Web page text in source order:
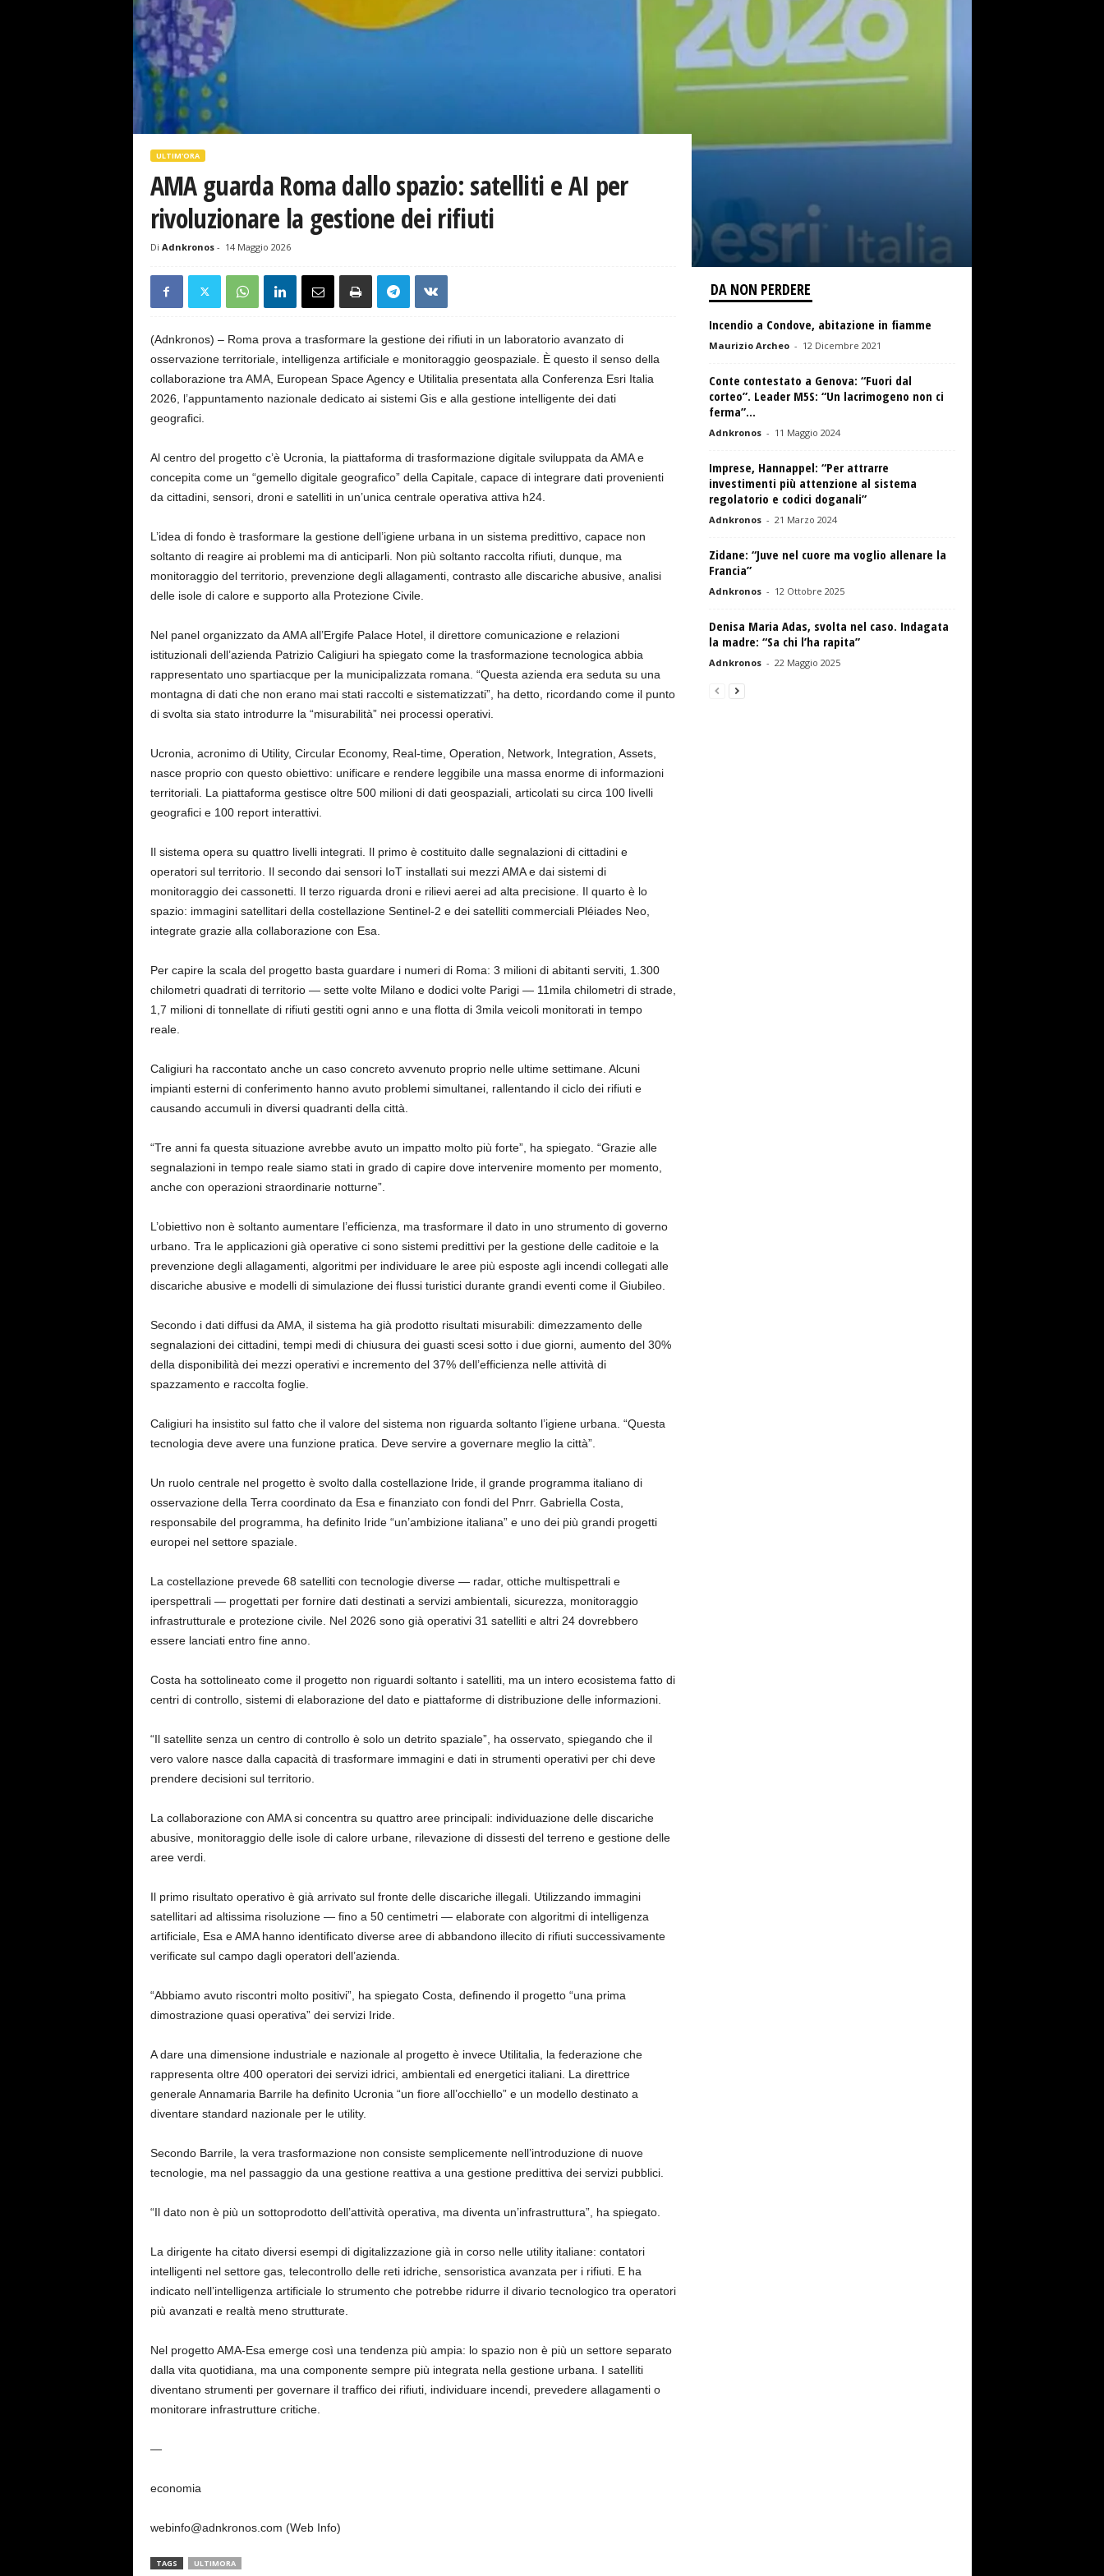
ULTIM'ORA
AMA guarda Roma dallo spazio: satelliti e AI per
rivoluzionare la gestione dei rifiuti
Di Adnkronos- 14 Maggio 2026
(Adnkronos) – Roma prova a trasformare la gestione dei rifiuti in un laboratorio avanzato di
osservazione territoriale, intelligenza artificiale e monitoraggio geospaziale. È questo il senso della
collaborazione tra AMA, European Space Agency e Utilitalia presentata alla Conferenza Esri Italia
2026, l’appuntamento nazionale dedicato ai sistemi Gis e alla gestione intelligente dei dati
geografici.
Al centro del progetto c’è Ucronia, la piattaforma di trasformazione digitale sviluppata da AMA e
concepita come un “gemello digitale geografico” della Capitale, capace di integrare dati provenienti
da cittadini, sensori, droni e satelliti in un’unica centrale operativa attiva h24.
L’idea di fondo è trasformare la gestione dell’igiene urbana in un sistema predittivo, capace non
soltanto di reagire ai problemi ma di anticiparli. Non più soltanto raccolta rifiuti, dunque, ma
monitoraggio del territorio, prevenzione degli allagamenti, contrasto alle discariche abusive, analisi
delle isole di calore e supporto alla Protezione Civile.
Nel panel organizzato da AMA all’Ergife Palace Hotel, il direttore comunicazione e relazioni
istituzionali dell’azienda Patrizio Caligiuri ha spiegato come la trasformazione tecnologica abbia
rappresentato uno spartiacque per la municipalizzata romana. “Questa azienda era seduta su una
montagna di dati che non erano mai stati raccolti e sistematizzati”, ha detto, ricordando come il punto
di svolta sia stato introdurre la “misurabilità” nei processi operativi.
Ucronia, acronimo di Utility, Circular Economy, Real-time, Operation, Network, Integration, Assets,
nasce proprio con questo obiettivo: unificare e rendere leggibile una massa enorme di informazioni
territoriali. La piattaforma gestisce oltre 500 milioni di dati geospaziali, articolati su circa 100 livelli
geografici e 100 report interattivi.
Il sistema opera su quattro livelli integrati. Il primo è costituito dalle segnalazioni di cittadini e
operatori sul territorio. Il secondo dai sensori IoT installati sui mezzi AMA e dai sistemi di
monitoraggio dei cassonetti. Il terzo riguarda droni e rilievi aerei ad alta precisione. Il quarto è lo
spazio: immagini satellitari della costellazione Sentinel-2 e dei satelliti commerciali Pléiades Neo,
integrate grazie alla collaborazione con Esa.
Per capire la scala del progetto basta guardare i numeri di Roma: 3 milioni di abitanti serviti, 1.300
chilometri quadrati di territorio — sette volte Milano e dodici volte Parigi — 11mila chilometri di strade,
1,7 milioni di tonnellate di rifiuti gestiti ogni anno e una flotta di 3mila veicoli monitorati in tempo
reale.
Caligiuri ha raccontato anche un caso concreto avvenuto proprio nelle ultime settimane. Alcuni
impianti esterni di conferimento hanno avuto problemi simultanei, rallentando il ciclo dei rifiuti e
causando accumuli in diversi quadranti della città.
“Tre anni fa questa situazione avrebbe avuto un impatto molto più forte”, ha spiegato. “Grazie alle
segnalazioni in tempo reale siamo stati in grado di capire dove intervenire momento per momento,
anche con operazioni straordinarie notturne”.
L’obiettivo non è soltanto aumentare l’efficienza, ma trasformare il dato in uno strumento di governo
urbano. Tra le applicazioni già operative ci sono sistemi predittivi per la gestione delle caditoie e la
prevenzione degli allagamenti, algoritmi per individuare le aree più esposte agli incendi collegati alle
discariche abusive e modelli di simulazione dei flussi turistici durante grandi eventi come il Giubileo.
Secondo i dati diffusi da AMA, il sistema ha già prodotto risultati misurabili: dimezzamento delle
segnalazioni dei cittadini, tempi medi di chiusura dei guasti scesi sotto i due giorni, aumento del 30%
della disponibilità dei mezzi operativi e incremento del 37% dell’efficienza nelle attività di
spazzamento e raccolta foglie.
Caligiuri ha insistito sul fatto che il valore del sistema non riguarda soltanto l’igiene urbana. “Questa
tecnologia deve avere una funzione pratica. Deve servire a governare meglio la città”.
Un ruolo centrale nel progetto è svolto dalla costellazione Iride, il grande programma italiano di
osservazione della Terra coordinato da Esa e finanziato con fondi del Pnrr. Gabriella Costa,
responsabile del programma, ha definito Iride “un’ambizione italiana” e uno dei più grandi progetti
europei nel settore spaziale.
La costellazione prevede 68 satelliti con tecnologie diverse — radar, ottiche multispettrali e
iperspettrali — progettati per fornire dati destinati a servizi ambientali, sicurezza, monitoraggio
infrastrutturale e protezione civile. Nel 2026 sono già operativi 31 satelliti e altri 24 dovrebbero
essere lanciati entro fine anno.
Costa ha sottolineato come il progetto non riguardi soltanto i satelliti, ma un intero ecosistema fatto di
centri di controllo, sistemi di elaborazione del dato e piattaforme di distribuzione delle informazioni.
“Il satellite senza un centro di controllo è solo un detrito spaziale”, ha osservato, spiegando che il
vero valore nasce dalla capacità di trasformare immagini e dati in strumenti operativi per chi deve
prendere decisioni sul territorio.
La collaborazione con AMA si concentra su quattro aree principali: individuazione delle discariche
abusive, monitoraggio delle isole di calore urbane, rilevazione di dissesti del terreno e gestione delle
aree verdi.
Il primo risultato operativo è già arrivato sul fronte delle discariche illegali. Utilizzando immagini
satellitari ad altissima risoluzione — fino a 50 centimetri — elaborate con algoritmi di intelligenza
artificiale, Esa e AMA hanno identificato diverse aree di abbandono illecito di rifiuti successivamente
verificate sul campo dagli operatori dell’azienda.
“Abbiamo avuto riscontri molto positivi”, ha spiegato Costa, definendo il progetto “una prima
dimostrazione quasi operativa” dei servizi Iride.
A dare una dimensione industriale e nazionale al progetto è invece Utilitalia, la federazione che
rappresenta oltre 400 operatori dei servizi idrici, ambientali ed energetici italiani. La direttrice
generale Annamaria Barrile ha definito Ucronia “un fiore all’occhiello” e un modello destinato a
diventare standard nazionale per le utility.
Secondo Barrile, la vera trasformazione non consiste semplicemente nell’introduzione di nuove
tecnologie, ma nel passaggio da una gestione reattiva a una gestione predittiva dei servizi pubblici.
“Il dato non è più un sottoprodotto dell’attività operativa, ma diventa un’infrastruttura”, ha spiegato.
La dirigente ha citato diversi esempi di digitalizzazione già in corso nelle utility italiane: contatori
intelligenti nel settore gas, telecontrollo delle reti idriche, sensoristica avanzata per i rifiuti. E ha
indicato nell’intelligenza artificiale lo strumento che potrebbe ridurre il divario tecnologico tra operatori
più avanzati e realtà meno strutturate.
Nel progetto AMA-Esa emerge così una tendenza più ampia: lo spazio non è più un settore separato
dalla vita quotidiana, ma una componente sempre più integrata nella gestione urbana. I satelliti
diventano strumenti per governare il traffico dei rifiuti, individuare incendi, prevedere allagamenti o
monitorare infrastrutture critiche.
—
economia
webinfo@adnkronos.com (Web Info)
TAGS ULTIMORA
DA NON PERDERE
Incendio a Condove, abitazione in fiamme
Maurizio Archeo - 12 Dicembre 2021
Conte contestato a Genova: “Fuori dal
corteo”. Leader M5S: “Un lacrimogeno non ci
ferma”...
Adnkronos - 11 Maggio 2024
Imprese, Hannappel: “Per attrarre
investimenti più attenzione al sistema
regolatorio e codici doganali”
Adnkronos - 21 Marzo 2024
Zidane: “Juve nel cuore ma voglio allenare la
Francia”
Adnkronos - 12 Ottobre 2025
Denisa Maria Adas, svolta nel caso. Indagata
la madre: “Sa chi l’ha rapita”
Adnkronos - 22 Maggio 2025